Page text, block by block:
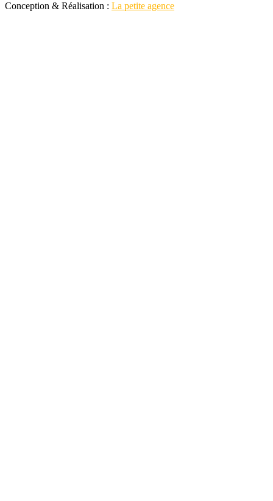
Conception & Réalisation : La petite agence